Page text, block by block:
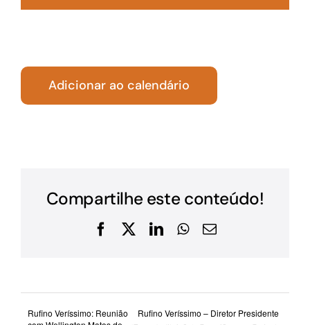
Adicionar ao calendário
Compartilhe este conteúdo!
Facebook
X LinkedInWhatsApp
E-
Rufino Veríssimo: Reunião
Rufino Veríssimo – Diretor Presidente